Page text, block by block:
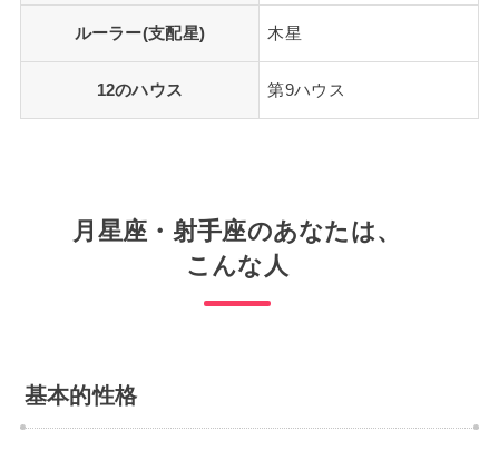
ルーラー(支配星) 木星
12のハウス 第9ハウス
月星座・射手座のあなたは、
こんな人
基本的性格